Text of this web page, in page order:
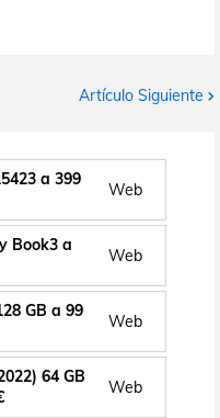
Artículo Siguiente
a 399
Web
Book3 a
Web
GB a 99
Web
64 GB
Web